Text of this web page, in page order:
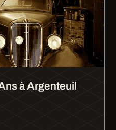
à Argenteuil